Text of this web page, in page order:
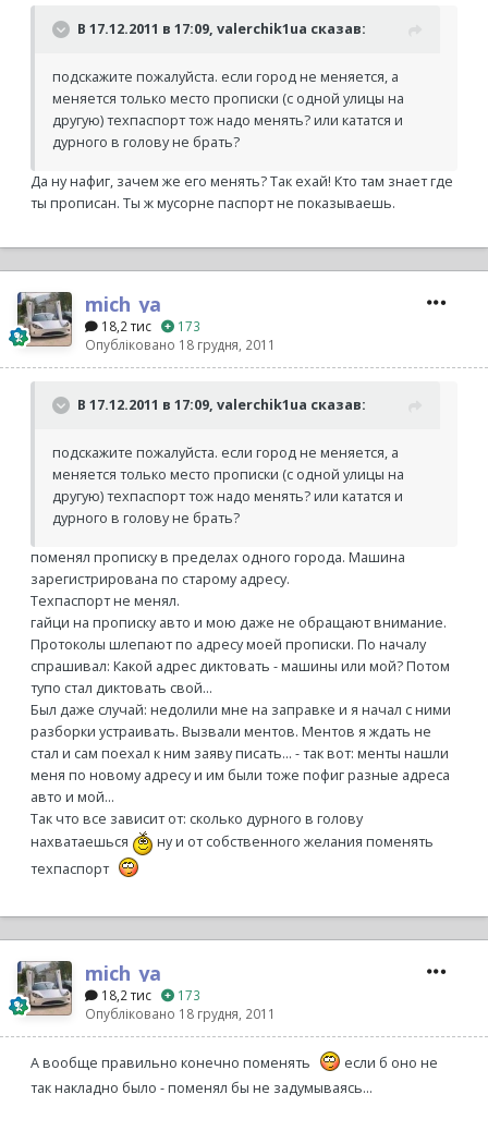
В 17.12.2011 в 17:09, valerchik1ua сказав:
подскажите пожалуйста. если город не меняется, а
меняется только место прописки (с одной улицы на
другую) техпаспорт тож надо менять? или кататся и
дурного в голову не брать?
Да ну нафиг, зачем же его менять? Так ехай! Кто там знает где
ты прописан. Ты ж мусорне паспорт не показываешь.
mich_ya
18,2 тис
173
Опубліковано 18 грудня, 2011
В 17.12.2011 в 17:09, valerchik1ua сказав:
подскажите пожалуйста. если город не меняется, а
меняется только место прописки (с одной улицы на
другую) техпаспорт тож надо менять? или кататся и
дурного в голову не брать?
поменял прописку в пределах одного города. Машина
зарегистрирована по старому адресу.
Техпаспорт не менял.
гайци на прописку авто и мою даже не обращают внимание.
Протоколы шлепают по адресу моей прописки. По началу
спрашивал: Какой адрес диктовать - машины или мой? Потом
тупо стал диктовать свой...
Был даже случай: недолили мне на заправке и я начал с ними
разборки устраивать. Вызвали ментов. Ментов я ждать не
стал и сам поехал к ним заяву писать... - так вот: менты нашли
меня по новому адресу и им были тоже пофиг разные адреса
авто и мой...
Так что все зависит от: сколько дурного в голову
нахватаешься
ну и от собственного желания поменять
техпаспорт
mich_ya
18,2 тис
173
Опубліковано 18 грудня, 2011
А вообще правильно конечно поменять
если б оно не
так накладно было - поменял бы не задумываясь...